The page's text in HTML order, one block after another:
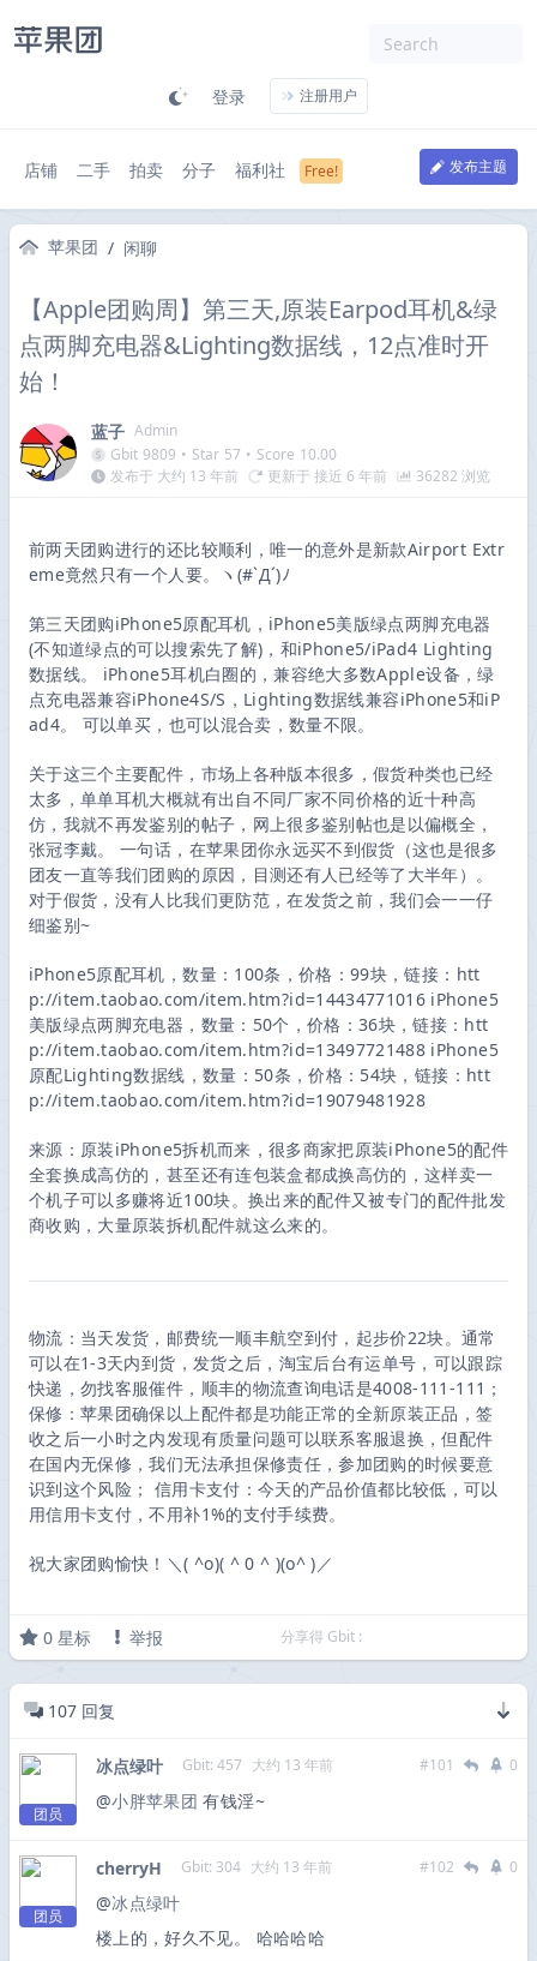
登录 注册用户
店铺 二手 拍卖 分子 福利社 发布主题
苹果团 / 闲聊
【Apple团购周】第三天,原装Earpod耳机&绿
点两脚充电器&Lighting数据线，12点准时开
始！
蓝子 Admin
Gbit 9809 • Star 57 • Score 10.00
发布于 大约 13 年前
更新于 接近 6 年前 36282 浏览
前两天团购进行的还比较顺利，唯一的意外是新款Airport Extr
eme竟然只有一个人要。ヽ(#`Д´)ﾉ
第三天团购iPhone5原配耳机，iPhone5美版绿点两脚充电器
(不知道绿点的可以搜索先了解)，和iPhone5/iPad4 Lighting
数据线。 iPhone5耳机白圈的，兼容绝大多数Apple设备，绿
点充电器兼容iPhone4S/S，Lighting数据线兼容iPhone5和iP
ad4。 可以单买，也可以混合卖，数量不限。
关于这三个主要配件，市场上各种版本很多，假货种类也已经
太多，单单耳机大概就有出自不同厂家不同价格的近十种高
仿，我就不再发鉴别的帖子，网上很多鉴别帖也是以偏概全，
张冠李戴。 一句话，在苹果团你永远买不到假货（这也是很多
团友一直等我们团购的原因，目测还有人已经等了大半年）。
对于假货，没有人比我们更防范，在发货之前，我们会一一仔
细鉴别~
iPhone5原配耳机，数量：100条，价格：99块，链接：htt
p://item.taobao.com/item.htm?id=14434771016 iPhone5
美版绿点两脚充电器，数量：50个，价格：36块，链接：htt
p://item.taobao.com/item.htm?id=13497721488 iPhone5
原配Lighting数据线，数量：50条，价格：54块，链接：htt
p://item.taobao.com/item.htm?id=19079481928
来源：原装iPhone5拆机而来，很多商家把原装iPhone5的配件
全套换成高仿的，甚至还有连包装盒都成换高仿的，这样卖一
个机子可以多赚将近100块。换出来的配件又被专门的配件批发
商收购，大量原装拆机配件就这么来的。
物流：当天发货，邮费统一顺丰航空到付，起步价22块。通常
可以在1-3天内到货，发货之后，淘宝后台有运单号，可以跟踪
快递，勿找客服催件，顺丰的物流查询电话是4008-111-111；
保修：苹果团确保以上配件都是功能正常的全新原装正品，签
收之后一小时之内发现有质量问题可以联系客服退换，但配件
在国内无保修，我们无法承担保修责任，参加团购的时候要意
识到这个风险； 信用卡支付：今天的产品价值都比较低，可以
用信用卡支付，不用补1%的支付手续费。
祝大家团购愉快！＼( ^o)( ^ 0 ^ )(o^ )／
0 星标 举报 分享得 Gbit :
107 回复
团员
冰点绿叶 Gbit: 457 大约 13 年前 #101 0
@小胖苹果团 有钱淫~
团员
cherryH Gbit: 304 大约 13 年前 #102 0
@冰点绿叶
楼上的，好久不见。 哈哈哈哈